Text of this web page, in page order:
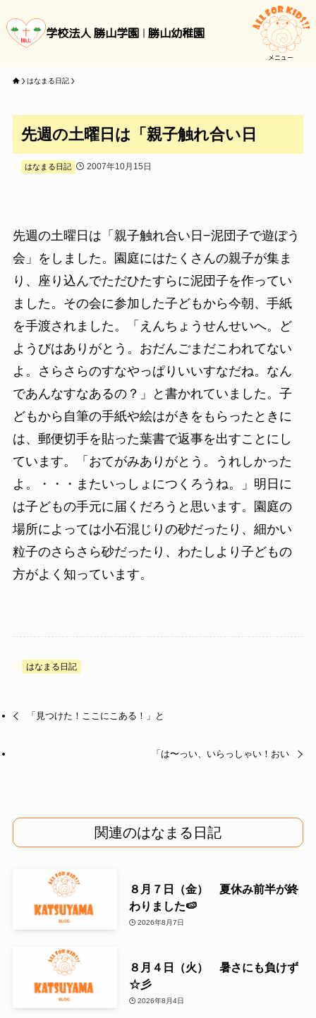
学校法人 勝山学園 勝山幼稚園
メニュー
はなまる日記
先週の土曜日は「親子触れ合い日
はなまる日記 2007年10月15日
先週の土曜日は「親子触れ合い日−泥団子で遊ぼう
会」をしました。園庭にはたくさんの親子が集ま
り、座り込んでただひたすらに泥団子を作ってい
ました。その会に参加した子どもから今朝、手紙
を手渡されました。「えんちょうせんせいへ。ど
ようびはありがとう。おだんごまだこわれてない
よ。さらさらのすなやっぱりいいすなだね。なん
であんなすなあるの？」と書かれていました。子
どもから自筆の手紙や絵はがきをもらったときに
は、郵便切手を貼った葉書で返事を出すことにし
ています。「おてがみありがとう。うれしかった
よ。・・・またいっしょにつくろうね。」明日に
は子どもの手元に届くだろうと思います。園庭の
場所によっては小石混じりの砂だったり、細かい
粒子のさらさら砂だったり、わたしより子どもの
方がよく知っています。
はなまる日記
「見つけた！ここにこある！」と
「は〜っい、いらっしゃい！おい
関連のはなまる日記
８月７日（金） 夏休み前半が終
わりました🍉
2026年8月7日
８月４日（火） 暑さにも負けず
☆彡
2026年8月4日